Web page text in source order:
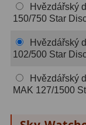
Sluneční42
CLS a UHC 13
OIII 3
Hvězdářský
150/750 Star
Hvězdářský
102/500 Star
Hvězdářský
MAK 127/1500